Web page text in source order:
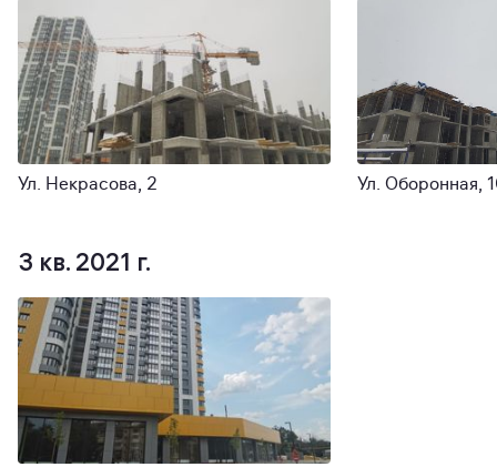
Ул. Некрасова, 2 Ул. Оборонная,
3 кв. 2021 г.